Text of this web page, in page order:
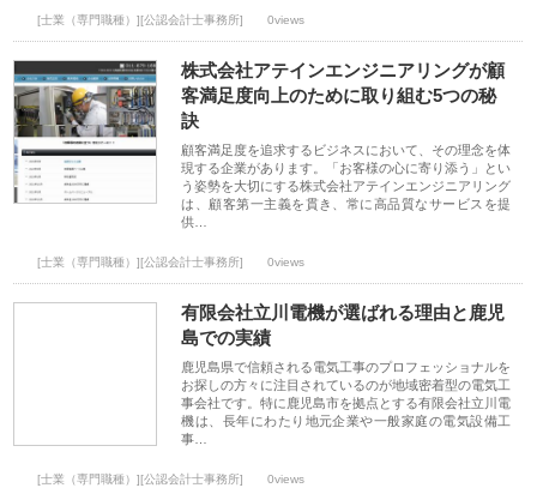
[士業（専門職種）][公認会計士事務所] 0views
株式会社アテインエンジニアリングが顧
客満足度向上のために取り組む5つの秘
訣
顧客満足度を追求するビジネスにおいて、その理念を体
現する企業があります。「お客様の心に寄り添う」とい
う姿勢を大切にする株式会社アテインエンジニアリング
は、顧客第一主義を貫き、常に高品質なサービスを提
供…
[士業（専門職種）][公認会計士事務所] 0views
有限会社立川電機が選ばれる理由と鹿児
島での実績
鹿児島県で信頼される電気工事のプロフェッショナルを
お探しの方々に注目されているのが地域密着型の電気工
事会社です。特に鹿児島市を拠点とする有限会社立川電
機は、長年にわたり地元企業や一般家庭の電気設備工
事…
[士業（専門職種）][公認会計士事務所] 0views